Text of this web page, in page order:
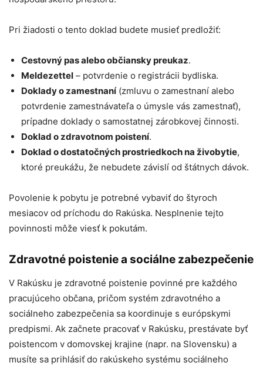
Pri žiadosti o tento doklad budete musieť predložiť:
Cestovný pas alebo občiansky preukaz.
Meldezettel – potvrdenie o registrácii bydliska.
Doklady o zamestnaní(zmluvu o zamestnaní alebo
potvrdenie zamestnávateľa o úmysle vás zamestnať),
prípadne doklady o samostatnej zárobkovej činnosti.
Doklad o zdravotnom poistení.
Doklad o dostatočných prostriedkoch na živobytie,
ktoré preukážu, že nebudete závislí od štátnych dávok.
Povolenie k pobytu je potrebné vybaviť do štyroch
mesiacov od príchodu do Rakúska. Nesplnenie tejto
povinnosti môže viesť k pokutám.
Zdravotné poistenie a sociálne zabezpečenie
V Rakúsku je zdravotné poistenie povinné pre každého
pracujúceho občana, pričom systém zdravotného a
sociálneho zabezpečenia sa koordinuje s európskymi
predpismi. Ak začnete pracovať v Rakúsku, prestávate byť
poistencom v domovskej krajine (napr. na Slovensku) a
musíte sa prihlásiť do rakúskeho systému sociálneho